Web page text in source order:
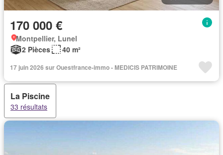
170 000 €
Montpellier, Lunel
2 Pièces
40 m²
17 juin 2026 sur Ouestfrance-immo - MEDICIS PATRIMOINE
La Piscine
33 résultats